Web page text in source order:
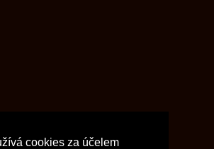
cookies za účelem